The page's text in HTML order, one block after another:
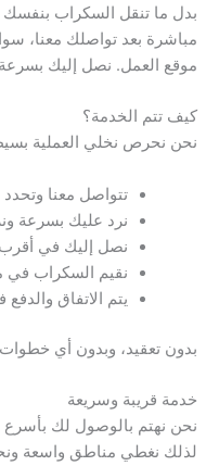
بدل ما تنقل السكراب بنفسك
مباشرة بعد تواصلك معنا،
موقع العمل. نصل إليك
كيف تتم الخدمة؟
نحن نحرص نخلي العملية
تتواصل معنا
نرد عليك بسرعة
نصل إليك في
نقيم السكراب في
يتم الاتفاق والدفع
بدون تعقيد، وبدون أي
خدمة قريبة وسريعة
نحن نهتم بالوصول لك
لذلك نغطي مناطق واسعة